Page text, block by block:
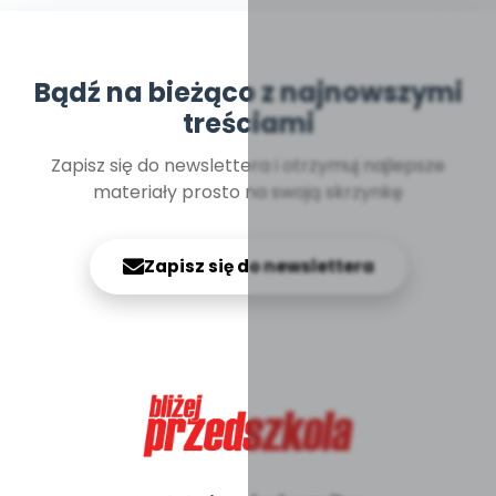
Bądź na bieżąco z najnowszymi
treściami
Zapisz się do newslettera i otrzymuj najlepsze
materiały prosto na swoją skrzynkę
Zapisz się do newslettera